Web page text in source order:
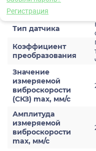
Регистрация
Характеристики
Тип датчика
Коэффициент
преобразования
Значение
измеряемой
виброскорости
(СКЗ) max, мм/с
Амплитуда
измеряемой
виброскорости
max, мм/с